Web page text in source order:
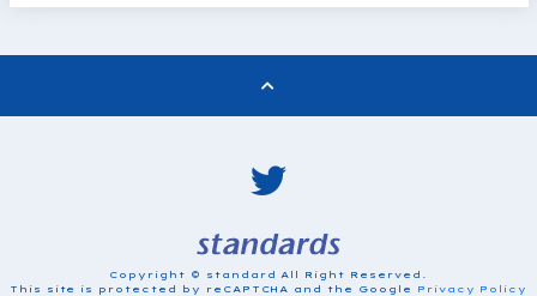
Copyright © standard All Right Reserved.
This site is protected by reCAPTCHA and the Google
Privacy Policy